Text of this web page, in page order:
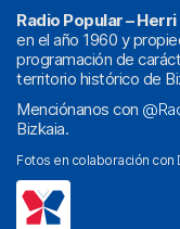
Radio Popular –
en el año 1960 y
programación de
territorio histórico de
Menciónanos con
Bizkaia.
Fotos en colaboración con